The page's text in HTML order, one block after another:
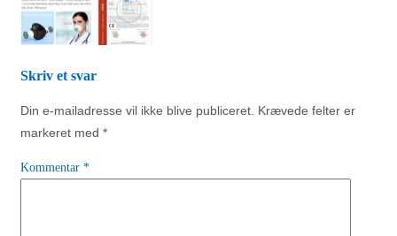
Skriv et svar
Din e-mailadresse vil ikke blive publiceret. Krævede felter er
markeret med *
Kommentar *